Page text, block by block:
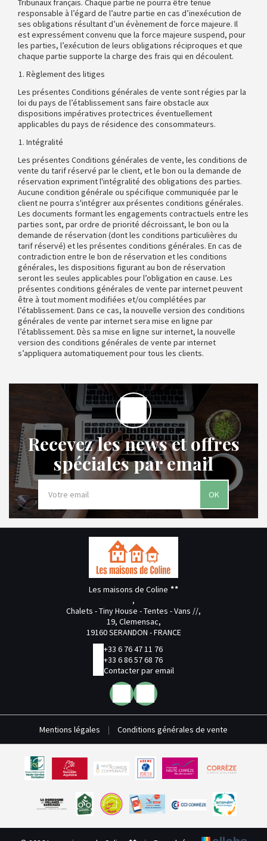
Tribunaux français. Chaque partie ne pourra être tenue
responsable à l’égard de l’autre partie en cas d’inexécution de
ses obligations résultant d’un évènement de force majeure. Il
est expressément convenu que la force majeure suspend, pour
les parties, l’exécution de leurs obligations réciproques et que
chaque partie supporte la charge des frais qui en découlent.
Règlement des litiges
Les présentes Conditions générales de vente sont régies par la
loi du pays de l’établissement sans faire obstacle aux
dispositions impératives protectrices éventuellement
applicables du pays de résidence des consommateurs.
Intégralité
Les présentes Conditions générales de vente, les conditions de
vente du tarif réservé par le client, et le bon ou la demande de
réservation expriment l'intégralité des obligations des parties.
Aucune condition générale ou spécifique communiquée par le
client ne pourra s'intégrer aux présentes conditions générales.
Les documents formant les engagements contractuels entre les
parties sont, par ordre de priorité décroissant, le bon ou la
demande de réservation (dont les conditions particulières du
tarif réservé) et les présentes conditions générales. En cas de
contradiction entre le bon de réservation et les conditions
générales, les dispositions figurant au bon de réservation
seront les seules applicables pour l’obligation en cause. Les
présentes conditions générales de vente par internet peuvent
être à tout moment modifiées et/ou complétées par
l’établissement. Dans ce cas, la nouvelle version des conditions
générales de vente par internet sera mise en ligne par
l’établissement. Dès sa mise en ligne sur internet, la nouvelle
version des conditions générales de vente par internet
s’appliquera automatiquement pour tous les clients.
Recevez les news et offres
spéciales par email
OK
Les maisons de Coline
,
Chalets - Tiny House - Tentes - Vans //,
19, Clemensac,
19160 SERANDON - FRANCE
+33 6 76 47 11 76
+33 6 86 57 68 76
Contacter par email
Mentions légales | Conditions générales de vente